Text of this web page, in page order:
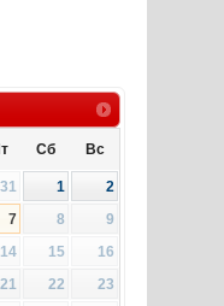
Сб Вс
31 1
2
7 8
9
14 15
16
21 22
23